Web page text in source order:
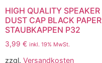
HIGH QUALITY SPEAKER
DUST CAP BLACK PAPER
STAUBKAPPEN P32
3,99 € inkl. 19% MwSt.
zzgl. Versandkosten